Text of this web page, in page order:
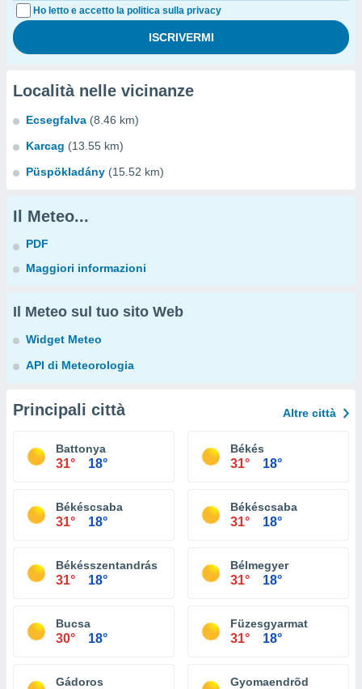
Ho letto e accetto la politica sulla privacy
Località nelle vicinanze
Ecsegfalva (8.46 km)
Karcag (13.55 km)
Püspökladány (15.52 km)
Il Meteo...
PDF
Maggiori informazioni
Il Meteo sul tuo sito Web
Widget Meteo
API di Meteorologia
Principali città Altre città
Battonya
31° 18°
Békés
31° 18°
Békéscsaba
31° 18°
Békéscsaba
31° 18°
Békésszentandrás
31° 18°
Bélmegyer
31° 18°
Bucsa
30° 18°
Füzesgyarmat
31° 18°
Gádoros Gyomaendrõd